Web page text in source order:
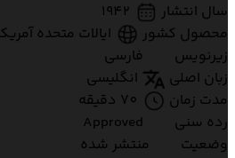
سال انتشار
1942
محصول کشور
ایالات متحده
زیرنویس
فارسی
زبان اصلی
انگلیسی
مدت زمان
70 دقیقه
رده سنی
Approved
وضعیت
منتشر شده